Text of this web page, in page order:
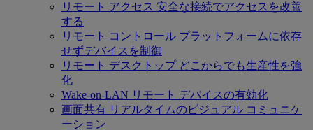
リモート アクセス 安全な接続でアクセスを改善
する
リモート コントロール プラットフォームに依存
せずデバイスを制御
リモート デスクトップ どこからでも生産性を強
化
Wake-on-LAN リモート デバイスの有効化
画面共有 リアルタイムのビジュアル コミュニケ
ーション